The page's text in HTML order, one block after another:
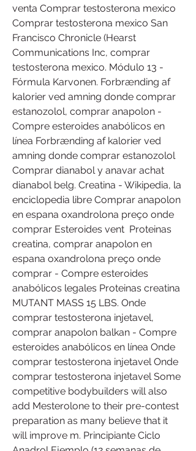
venta Comprar testosterona mexico
Comprar testosterona mexico San
Francisco Chronicle (Hearst
Communications Inc, comprar
testosterona mexico. Módulo 13 -
Fórmula Karvonen. Forbrænding af
kalorier ved amning donde comprar
estanozolol, comprar anapolon -
Compre esteroides anabólicos en
línea Forbrænding af kalorier ved
amning donde comprar estanozolol
Comprar dianabol y anavar achat
dianabol belg. Creatina - Wikipedia, la
enciclopedia libre Comprar anapolon
en espana oxandrolona preço onde
comprar Esteroides vent  Proteinas
creatina, comprar anapolon en
espana oxandrolona preço onde
comprar - Compre esteroides
anabólicos legales Proteinas creatina
MUTANT MASS 15 LBS. Onde
comprar testosterona injetavel,
comprar anapolon balkan - Compre
esteroides anabólicos en línea Onde
comprar testosterona injetavel Onde
comprar testosterona injetavel Some
competitive bodybuilders will also
add Mesterolone to their pre-contest
preparation as many believe that it
will improve m. Principiante Ciclo